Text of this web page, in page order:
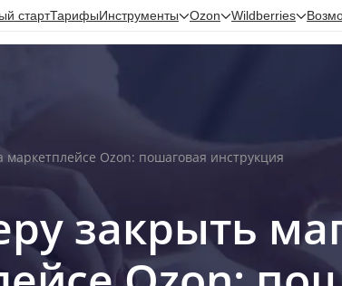
стартТарифыИнструменты Ozon Wildberries
маркетплейсе Ozon: пошаговая инструкция
закрыть